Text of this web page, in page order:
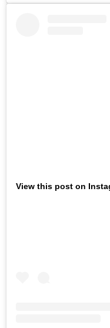
View this post on